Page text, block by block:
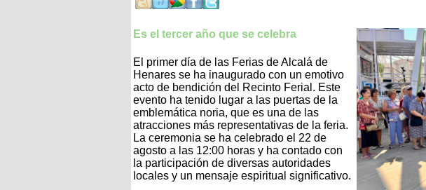
Es el tercer año que se celebra
El primer día de las Ferias de Alcalá de
Henares se ha inaugurado con un emotivo
acto de bendición del Recinto Ferial. Este
evento ha tenido lugar a las puertas de la
emblemática noria, que es una de las
atracciones más representativas de la feria.
La ceremonia se ha celebrado el 22 de
agosto a las 12:00 horas y ha contado con
la participación de diversas autoridades
locales y un mensaje espiritual significativo.